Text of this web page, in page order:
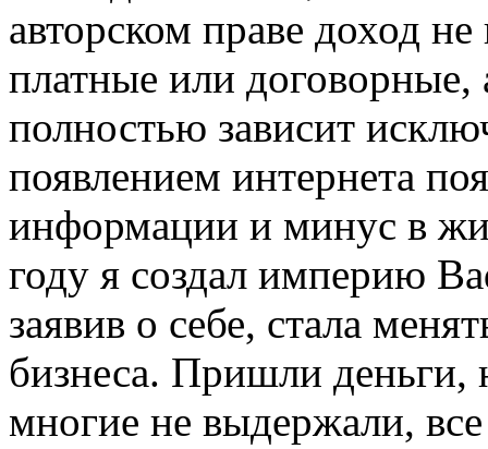
авторском праве доход
платные или договорные,
полностью зависит
появлением интернета
информации и минус в
году я создал империю
заявив о себе, стала
бизнеса. Пришли деньги,
многие не выдержали,